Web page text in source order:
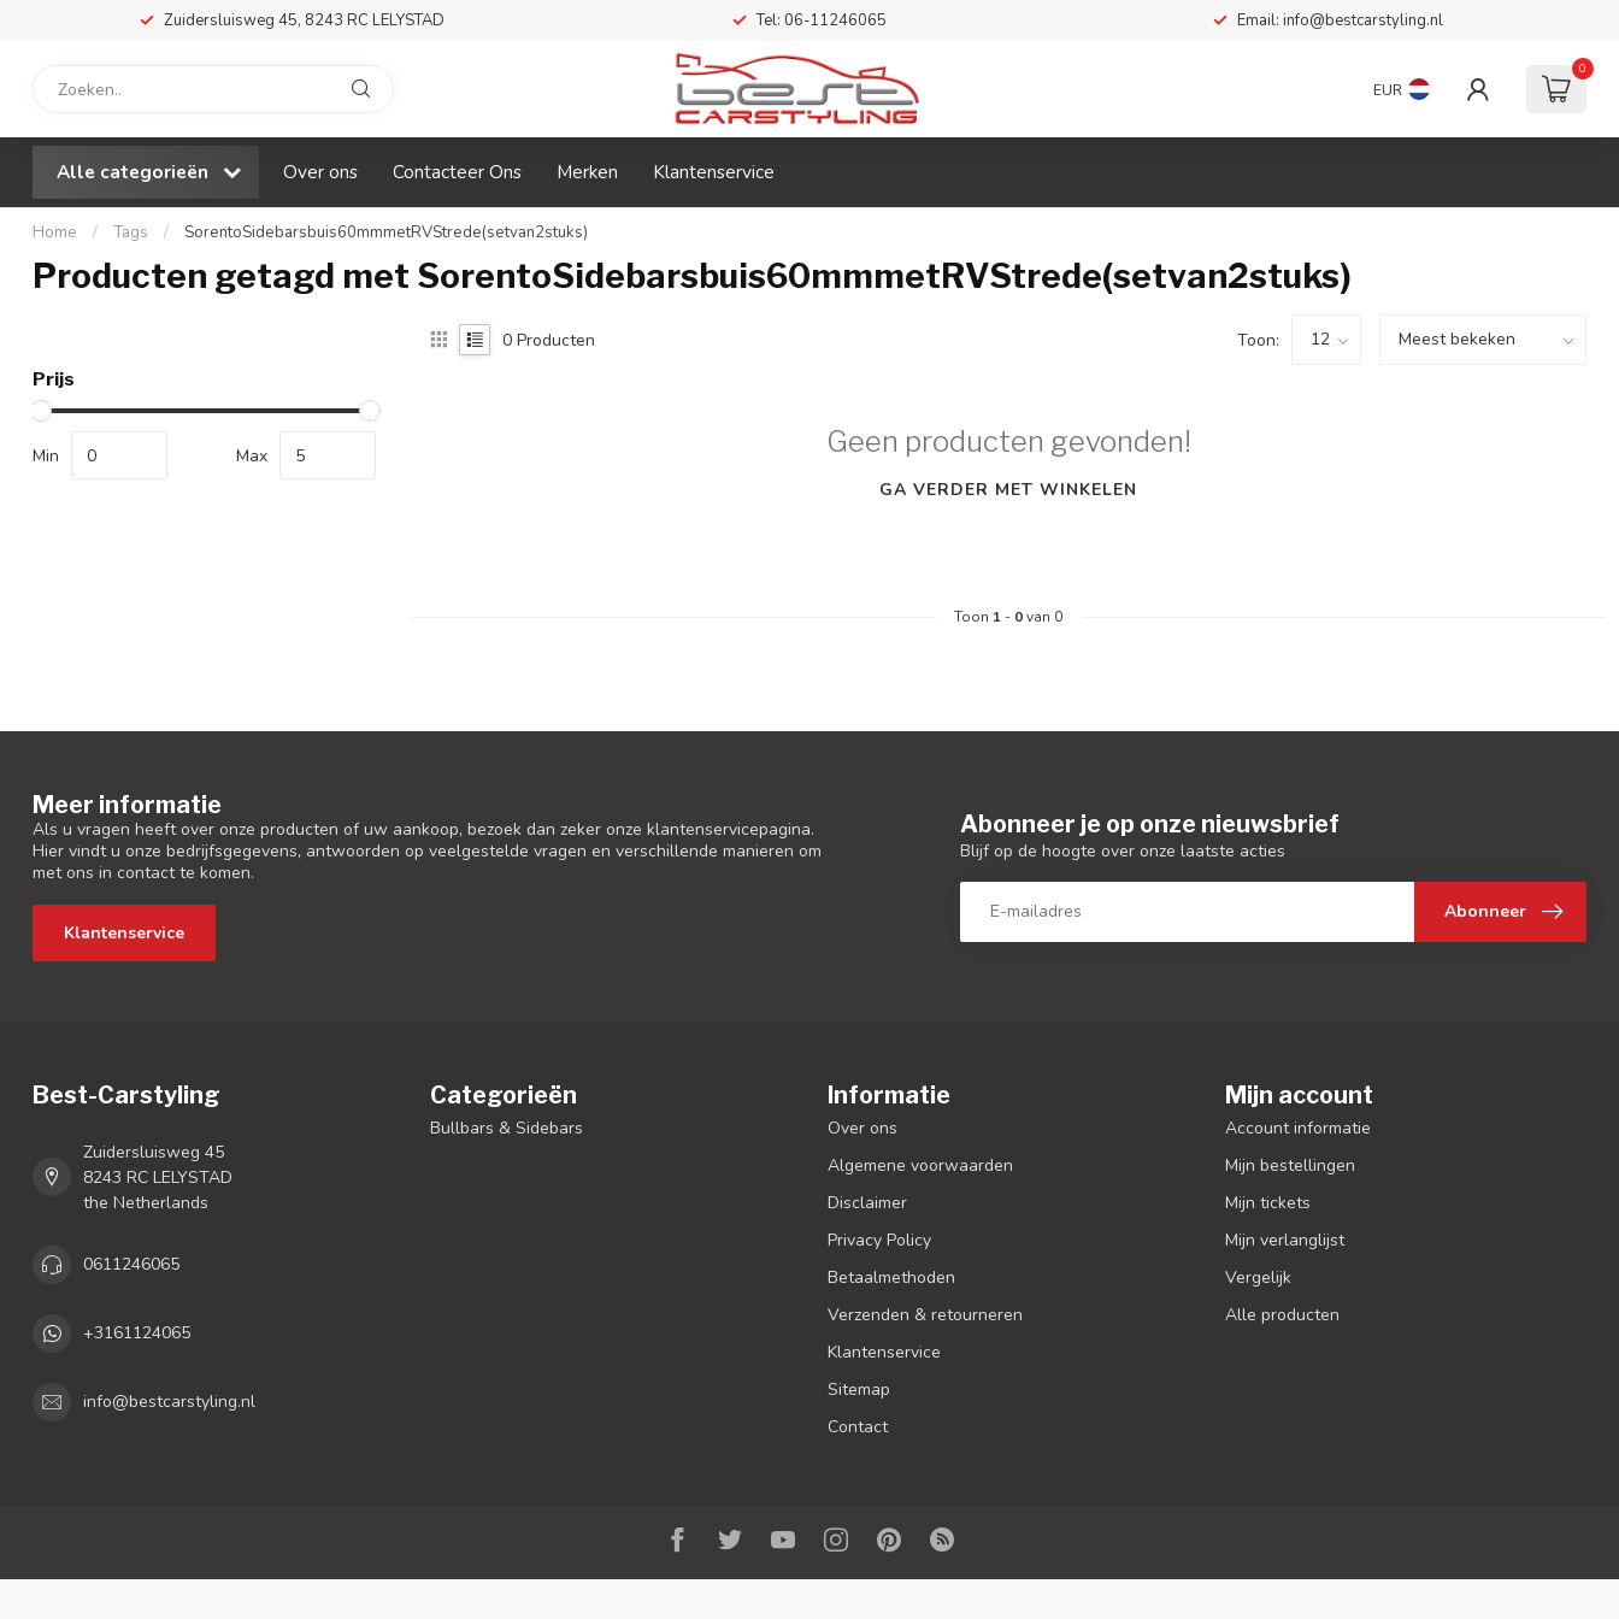
Zuidersluisweg 45, 8243 RC LELYSTAD Tel: 06-11246065 Email: info@bestcarstyling.nl
EUR
0
Alle categorieën Over ons Contacteer Ons Merken Klantenservice
Home / Tags / SorentoSidebarsbuis60mmmetRVStrede(setvan2stuks)
Producten getagd met SorentoSidebarsbuis60mmmetRVStrede(setvan2stuks)
Prijs
Min Max
0 Producten Toon:
Geen producten gevonden!
GA VERDER MET WINKELEN
Toon 1 - 0van 0
Meer informatie
Als u vragen heeft over onze producten of uw aankoop, bezoek dan zeker onze klantenservicepagina.
Hier vindt u onze bedrijfsgegevens, antwoorden op veelgestelde vragen en verschillende manieren om
met ons in contact te komen.
Klantenservice
Abonneer je op onze nieuwsbrief
Blijf op de hoogte over onze laatste acties
Abonneer
Best-Carstyling
Zuidersluisweg 45
8243 RC LELYSTAD
the Netherlands
0611246065
+3161124065
info@bestcarstyling.nl
Categorieën
Bullbars & Sidebars
Informatie
Over ons
Algemene voorwaarden
Disclaimer
Privacy Policy
Betaalmethoden
Verzenden & retourneren
Klantenservice
Sitemap
Contact
Mijn account
Account informatie
Mijn bestellingen
Mijn tickets
Mijn verlanglijst
Vergelijk
Alle producten